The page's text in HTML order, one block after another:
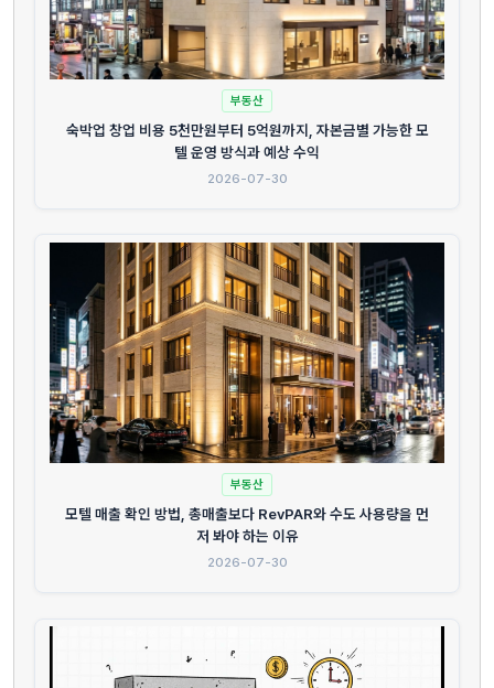
부동산
숙박업 창업 비용 5천만원부터 5억원까지, 자본금별 가능한 모
텔 운영 방식과 예상 수익
2026-07-30
부동산
모텔 매출 확인 방법, 총매출보다 RevPAR와 수도 사용량을 먼
저 봐야 하는 이유
2026-07-30